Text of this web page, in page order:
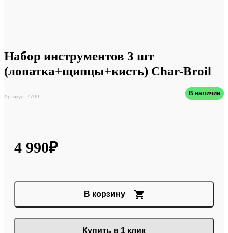
Набор инструментов 3 шт
(лопатка+щипцы+кисть) Char-Broil
Артикул: 7709 В наличии
4 990₽
В корзину
Купить в 1 клик